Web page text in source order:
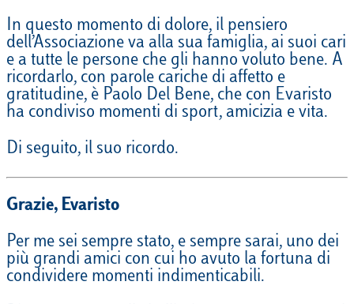
In questo momento di dolore, il pensiero
dell’Associazione va alla sua famiglia, ai suoi cari
e a tutte le persone che gli hanno voluto bene. A
ricordarlo, con parole cariche di affetto e
gratitudine, è Paolo Del Bene, che con Evaristo
ha condiviso momenti di sport, amicizia e vita.
Di seguito, il suo ricordo.
Grazie, Evaristo
Per me sei sempre stato, e sempre sarai, uno dei
più grandi amici con cui ho avuto la fortuna di
condividere momenti indimenticabili.